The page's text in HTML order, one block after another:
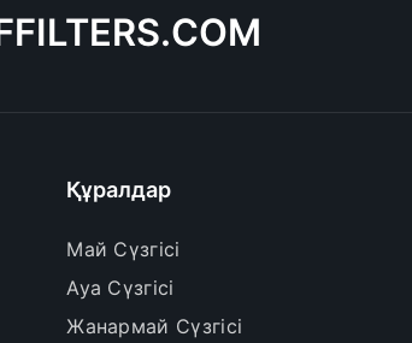
Құралдар
Май Сүзгісі
Ауа Сүзгісі
Жанармай Сүзгісі